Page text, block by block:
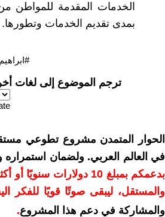
الخدمات المقدمة للمواطن
بمدى تقديم الخدمات وتطورها.
ترجم الموضوع إلى لغات
الحوار المتمدن مشروع تطوعي
في العالم العربي. ولضمان
بدعمكم بمبلغ 10
والمستقل، ليبقى صوتًا قويًا للفكر
والمشاركة في دعم هذا المشروع.